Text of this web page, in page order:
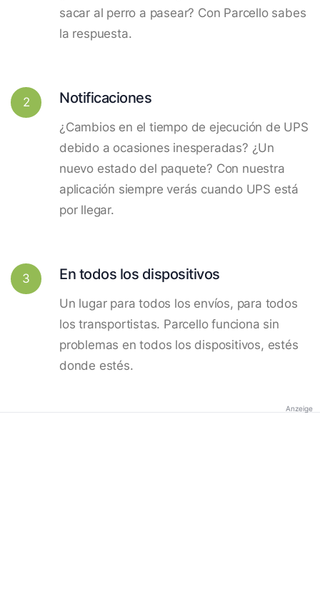
sacar al perro a pasear? Con Parcello sabes
la respuesta.
2 Notificaciones
¿Cambios en el tiempo de ejecución de UPS
debido a ocasiones inesperadas? ¿Un
nuevo estado del paquete? Con nuestra
aplicación siempre verás cuando UPS está
por llegar.
3 En todos los dispositivos
Un lugar para todos los envíos, para todos
los transportistas. Parcello funciona sin
problemas en todos los dispositivos, estés
donde estés.
Anzeige